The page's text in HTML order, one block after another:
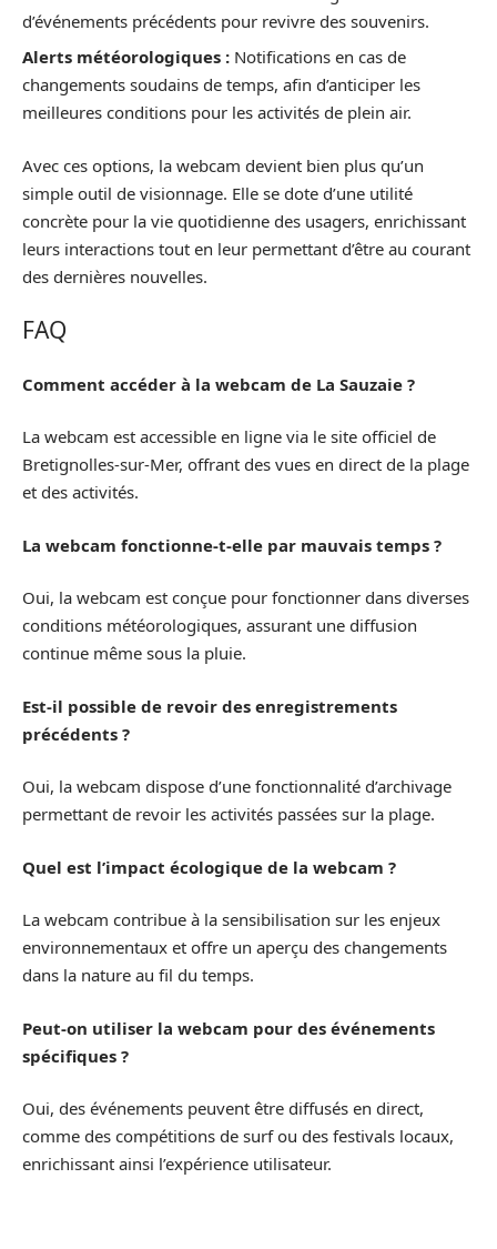
d’événements précédents pour revivre des souvenirs.
Alerts météorologiques : Notifications en cas de
changements soudains de temps, afin d’anticiper les
meilleures conditions pour les activités de plein air.
Avec ces options, la webcam devient bien plus qu’un
simple outil de visionnage. Elle se dote d’une utilité
concrète pour la vie quotidienne des usagers, enrichissant
leurs interactions tout en leur permettant d’être au courant
des dernières nouvelles.
FAQ
Comment accéder à la webcam de La Sauzaie ?
La webcam est accessible en ligne via le site officiel de
Bretignolles-sur-Mer, offrant des vues en direct de la plage
et des activités.
La webcam fonctionne-t-elle par mauvais temps ?
Oui, la webcam est conçue pour fonctionner dans diverses
conditions météorologiques, assurant une diffusion
continue même sous la pluie.
Est-il possible de revoir des enregistrements
précédents ?
Oui, la webcam dispose d’une fonctionnalité d’archivage
permettant de revoir les activités passées sur la plage.
Quel est l’impact écologique de la webcam ?
La webcam contribue à la sensibilisation sur les enjeux
environnementaux et offre un aperçu des changements
dans la nature au fil du temps.
Peut-on utiliser la webcam pour des événements
spécifiques ?
Oui, des événements peuvent être diffusés en direct,
comme des compétitions de surf ou des festivals locaux,
enrichissant ainsi l’expérience utilisateur.